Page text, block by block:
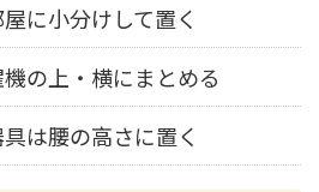
に小分けして置く
の上・横にまとめる
は腰の高さに置く